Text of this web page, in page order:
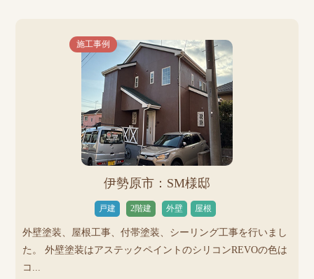
施工事例
伊勢原市：SM様邸
戸建 2階建 外壁 屋根
外壁塗装、屋根工事、付帯塗装、シーリング工事を行いまし
た。 外壁塗装はアステックペイントのシリコンREVOの色は
コ...